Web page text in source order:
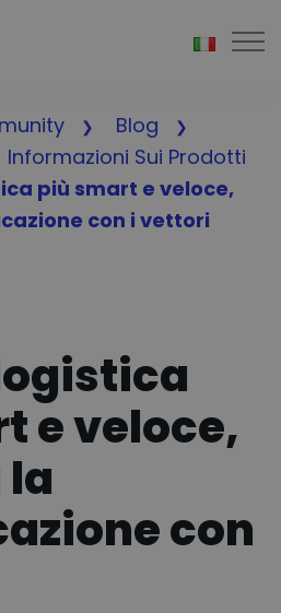
Blog
Informazioni Sui Prodotti
più smart e veloce,
con i vettori
e veloce,
con